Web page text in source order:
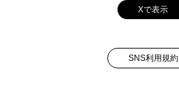
Xで表示
SNS利用規約